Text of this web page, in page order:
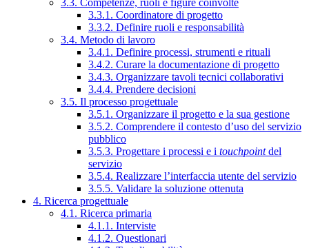
3.3. Competenze, ruoli e figure coinvolte
3.3.1. Coordinatore di progetto
3.3.2. Definire ruoli e responsabilità
3.4. Metodo di lavoro
3.4.1. Definire processi, strumenti e rituali
3.4.2. Curare la documentazione di progetto
3.4.3. Organizzare tavoli tecnici collaborativi
3.4.4. Prendere decisioni
3.5. Il processo progettuale
3.5.1. Organizzare il progetto e la sua gestione
3.5.2. Comprendere il contesto d’uso del servizio
pubblico
3.5.3. Progettare i processi e i touchpointdel
servizio
3.5.4. Realizzare l’interfaccia utente del servizio
3.5.5. Validare la soluzione ottenuta
4. Ricerca progettuale
4.1. Ricerca primaria
4.1.1. Interviste
4.1.2. Questionari